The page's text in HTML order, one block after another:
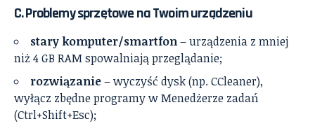
C. Problemy sprzętowe na Twoim urządzeniu
stary komputer/smartfon– urządzenia z mniej
niż 4 GB RAM spowalniają przeglądanie;
rozwiązanie– wyczyść dysk (np. CCleaner),
wyłącz zbędne programy w Menedżerze zadań
(Ctrl+Shift+Esc);